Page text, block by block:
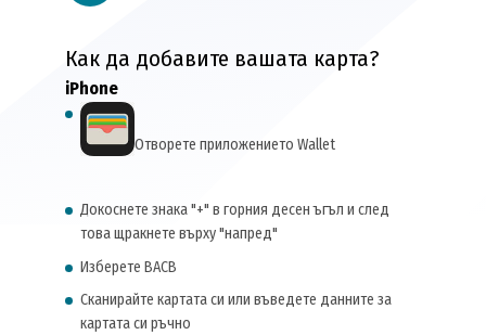
Как да добавите вашата карта?
iPhone
Отворете приложението Wallet
Докоснете знака "+" в горния десен ъгъл и след
това щракнете върху "напред"
Изберете BACB
Сканирайте картата си или въведете данните за
картата си ръчно